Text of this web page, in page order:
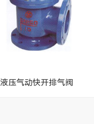
液压气动快开排气阀